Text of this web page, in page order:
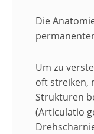
​Die
​Um zu
oft streiken,
Strukturen
(Articulatio